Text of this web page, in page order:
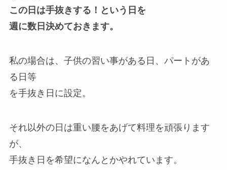
この日は手抜きする！という日を
週に数日決めておきます。
私の場合は、子供の習い事がある日、パートがあ
る日等
を手抜き日に設定。
それ以外の日は重い腰をあげて料理を頑張ります
が、
手抜き日を希望になんとかやれています。